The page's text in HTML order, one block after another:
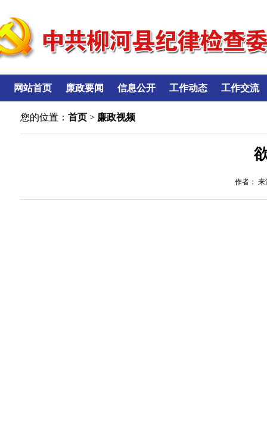
网站首页 廉政要闻 信息公开 工作动态 工作交流
您的位置：首页 > 廉政视频
作者： 来